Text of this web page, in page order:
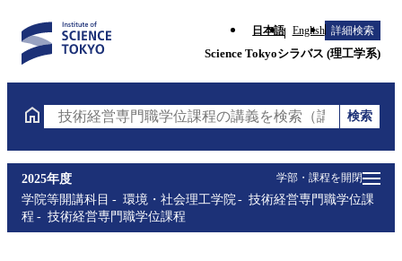
日本語 English 詳細検索
Science Tokyoシラバス (理工学系)
技術経営専門職学位課程の講義を検索（講義名・科
検索
学部・課程を開閉
2025年度
学院等開講科目
環境・社会理工学院
技術経営専門職学位課
程
技術経営専門職学位課程